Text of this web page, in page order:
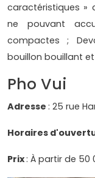
caractéristiques »
ne pouvant
compactes ;
bouillon bouillant
Pho Vui
Adresse : 25 rue
Horaires
Prix: À partir de 50